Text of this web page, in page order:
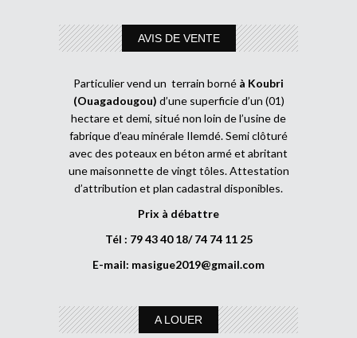
AVIS DE VENTE
Particulier vend un terrain borné à Koubri
(Ouagadougou) d’une superficie d’un (01)
hectare et demi, situé non loin de l’usine de
fabrique d’eau minérale Ilemdé. Semi clôturé
avec des poteaux en béton armé et abritant
une maisonnette de vingt tôles. Attestation
d’attribution et plan cadastral disponibles.
Prix à débattre
Tél : 79 43 40 18/ 74 74 11 25
E-mail: masigue2019@gmail.com
A LOUER